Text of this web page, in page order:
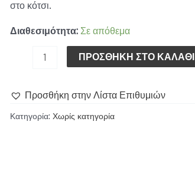
στο κότσι.
Διαθεσιμότητα: Σε απόθεμα
ΠΡΟΣΘΉΚΗ ΣΤΟ ΚΑΛΆΘΙ
Προσθήκη στην Λίστα Επιθυμιών
Κατηγορία: Χωρίς κατηγορία